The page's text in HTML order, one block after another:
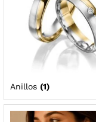
Anillos (1)